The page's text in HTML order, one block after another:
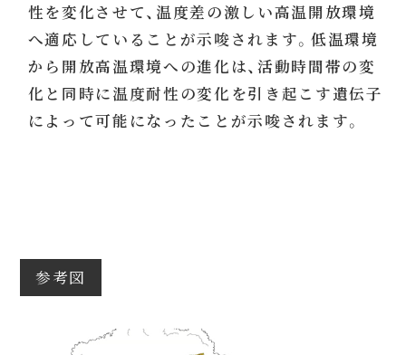
性を変化させて、温度差の激しい高温開放環境
へ適応していることが示唆されます。低温環境
から開放高温環境への進化は、活動時間帯の変
化と同時に温度耐性の変化を引き起こす遺伝子
によって可能になったことが示唆されます。
参考図